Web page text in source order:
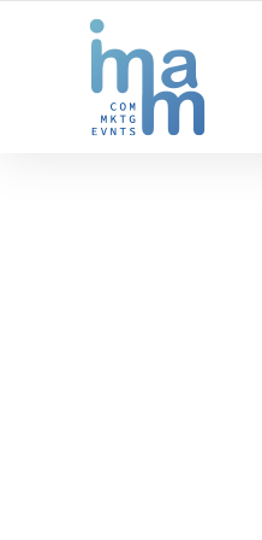
AGENCIA CREATIVA